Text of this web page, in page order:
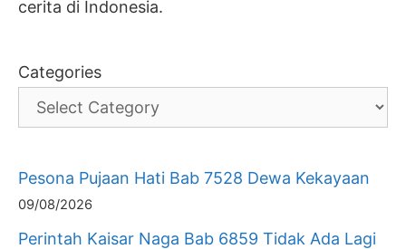
cerita di Indonesia.
Categories
Pesona Pujaan Hati Bab 7528 Dewa Kekayaan
09/08/2026
Perintah Kaisar Naga Bab 6859 Tidak Ada Lagi